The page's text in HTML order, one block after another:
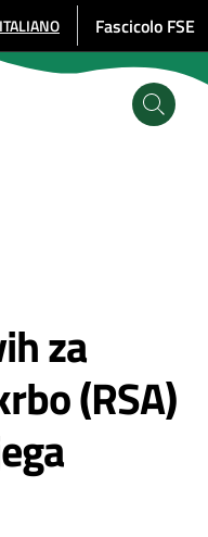
SELEZIONE LINGUA: LINGUA
ITALIANO Fascicolo FSE
za
(RSA)